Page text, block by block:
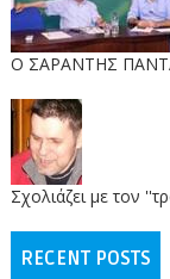
O ΣΑΡΑΝΤΗΣ
Σχολιάζει με τον
RECENT POSTS